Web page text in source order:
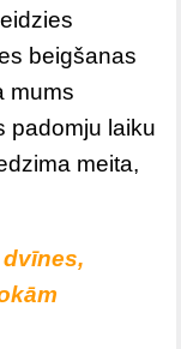
beigšanas
mums
padomju laiku
meita,